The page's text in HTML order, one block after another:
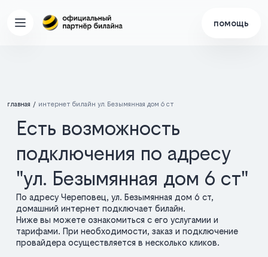
помощь
главная интернет билайн ул. Безымянная дом 6 ст
Есть возможность
подключения по адресу
"ул. Безымянная дом 6 ст"
По адресу Череповец, ул. Безымянная дом 6 ст,
домашний интернет подключает билайн.
Ниже вы можете ознакомиться с его услугамии и
тарифами. При необходимости, заказ и подключение
провайдера осуществляется в несколько кликов.